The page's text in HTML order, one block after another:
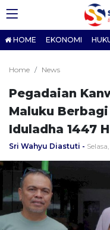
HOME EKONOMI
Home News
Pegadaian
Maluku
Iduladha 1447 H
Sri Wahyu Diastuti